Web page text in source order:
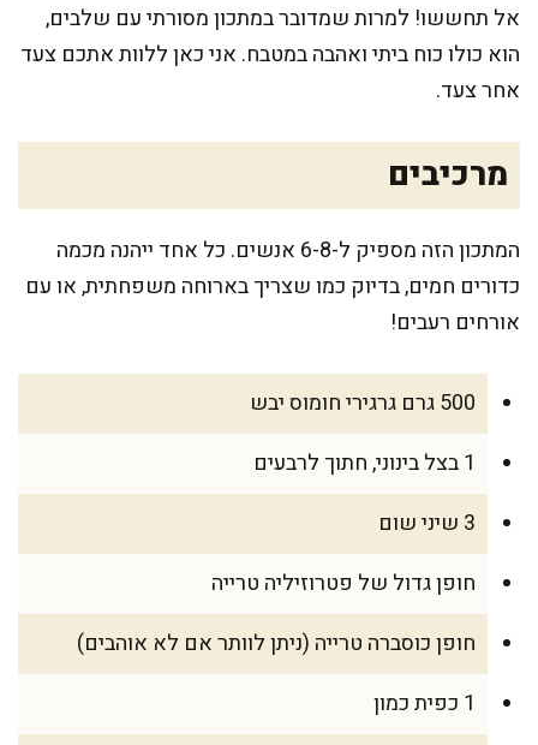
אל תחששו! למרות שמדובר במתכון מסורתי עם שלבים,
הוא כולו כוח ביתי ואהבה במטבח. אני כאן ללוות אתכם צעד
אחר צעד.
מרכיבים
המתכון הזה מספיק ל-6-8 אנשים. כל אחד ייהנה מכמה
כדורים חמים, בדיוק כמו שצריך בארוחה משפחתית, או עם
אורחים רעבים!
500 גרם גרגירי חומוס יבש
1 בצל בינוני, חתוך לרבעים
3 שיני שום
חופן גדול של פטרוזיליה טרייה
חופן כוסברה טרייה (ניתן לוותר אם לא אוהבים)
1 כפית כמון